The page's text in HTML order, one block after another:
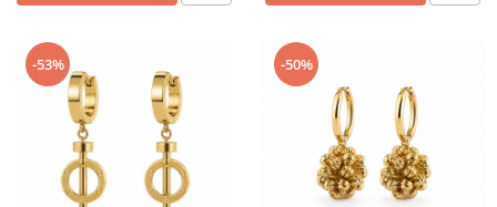
-53% -50%